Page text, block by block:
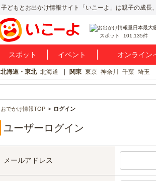
子どもとお出かけ情報サイト「いこーよ」は親子の成長
スポット 101,135件
スポット イベント オンライン
北海道・東北 北海道 関東 東京 神奈川 千葉 埼玉
おでかけ情報TOP ログイン
ユーザーログイン
メールアドレス